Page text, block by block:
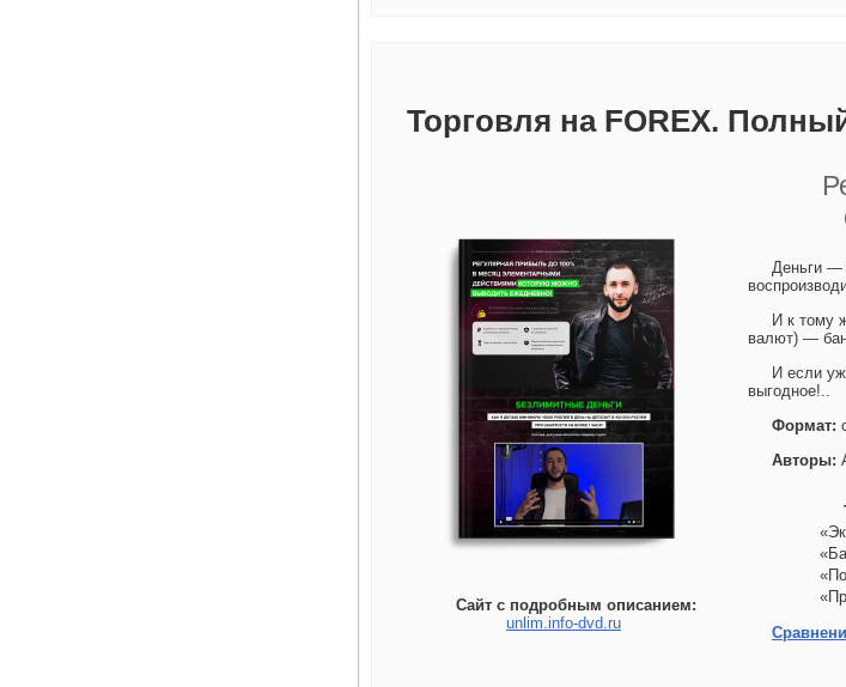
Торговля на FOREX.
Сайт с подробным описанием:
unlim.info-dvd.ru
Деньги —
И к тому
валют) —
И если уж
выгодное!..
Формат:
Авторы: